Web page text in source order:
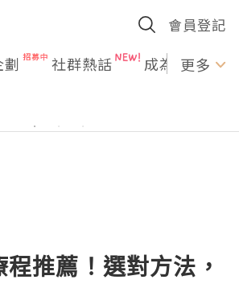
會員登記
社群熱話 成為U更多
推薦！選對方法，